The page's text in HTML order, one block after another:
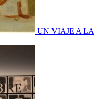
UN VIAJE A LA